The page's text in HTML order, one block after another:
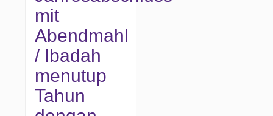
mit
Abendmahl
/ Ibadah
menutup
Tahun